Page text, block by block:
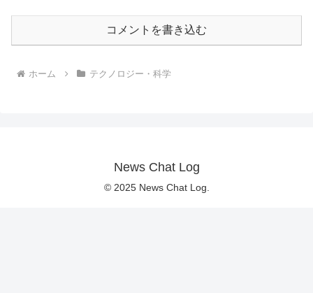
コメントを書き込む
ホーム テクノロジー・科学
News Chat Log
© 2025 News Chat Log.